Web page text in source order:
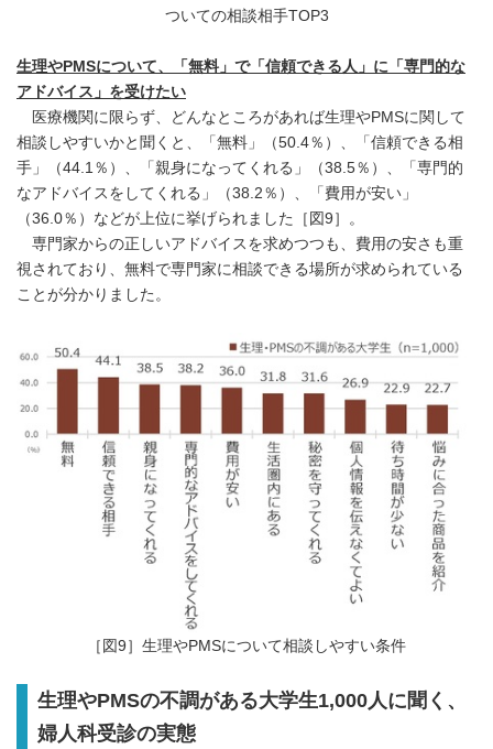
ついての相談相手TOP3
生理やPMSについて、「無料」で「信頼できる人」に「専門的な
アドバイス」を受けたい
医療機関に限らず、どんなところがあれば生理やPMSに関して
相談しやすいかと聞くと、「無料」（50.4％）、「信頼できる相
手」（44.1％）、「親身になってくれる」（38.5％）、「専門的
なアドバイスをしてくれる」（38.2％）、「費用が安い」
（36.0％）などが上位に挙げられました［図9］。
専門家からの正しいアドバイスを求めつつも、費用の安さも重
視されており、無料で専門家に相談できる場所が求められている
ことが分かりました。
［図9］生理やPMSについて相談しやすい条件
生理やPMSの不調がある大学生1,000人に聞く、
婦人科受診の実態
Japanese